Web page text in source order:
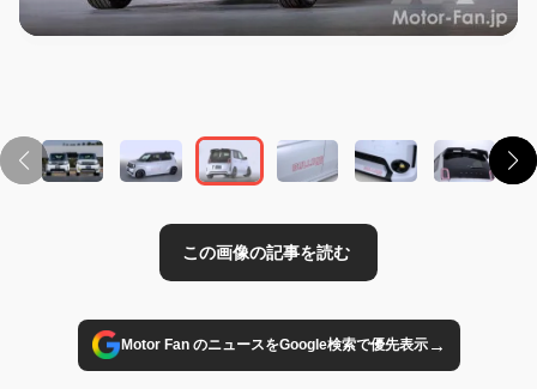
Motor Fan のニュースをGoogle検索で優先表示→